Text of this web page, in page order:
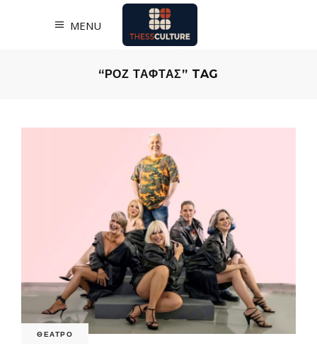
MENU
“ΡΟΖ ΤΑΦΤΑΣ” TAG
ΘΕΑΤΡΟ